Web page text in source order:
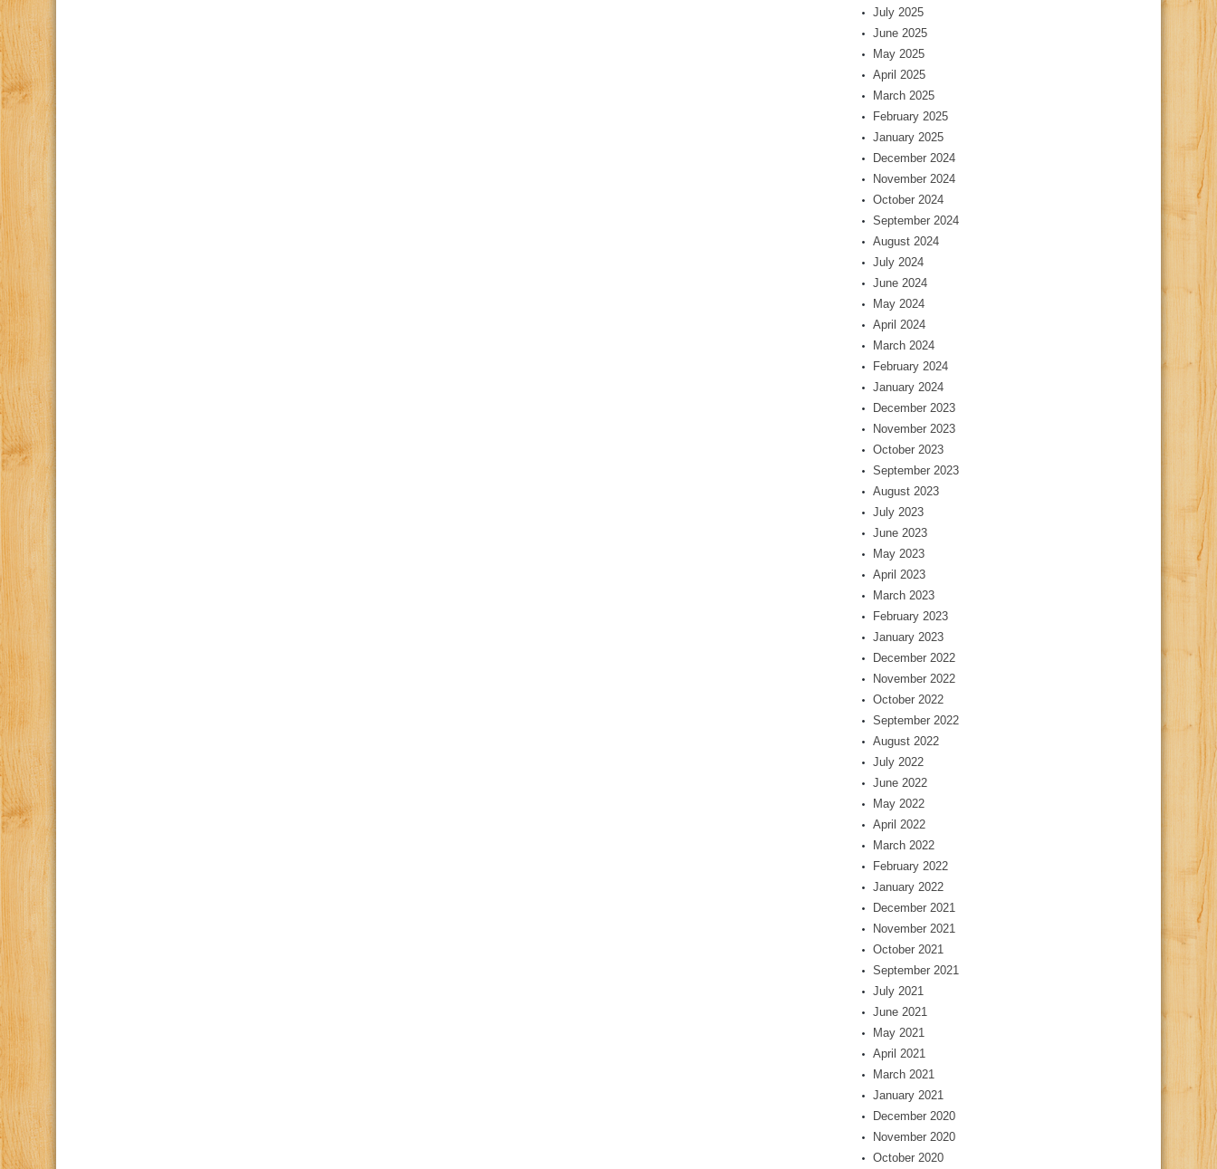
July 2025
June 2025
May 2025
April 2025
March 2025
February 2025
January 2025
December 2024
November 2024
October 2024
September 2024
August 2024
July 2024
June 2024
May 2024
April 2024
March 2024
February 2024
January 2024
December 2023
November 2023
October 2023
September 2023
August 2023
July 2023
June 2023
May 2023
April 2023
March 2023
February 2023
January 2023
December 2022
November 2022
October 2022
September 2022
August 2022
July 2022
June 2022
May 2022
April 2022
March 2022
February 2022
January 2022
December 2021
November 2021
October 2021
September 2021
July 2021
June 2021
May 2021
April 2021
March 2021
January 2021
December 2020
November 2020
October 2020